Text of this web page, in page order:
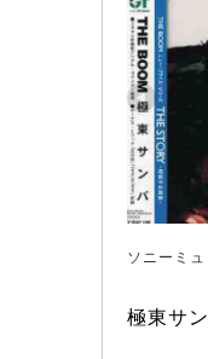
ソニーミ
極東サ